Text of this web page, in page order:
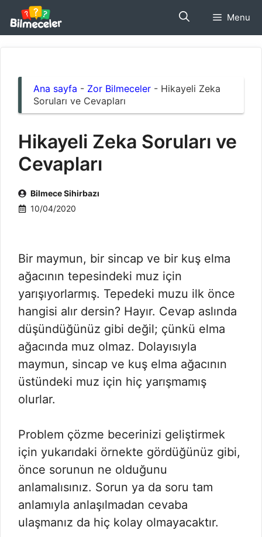
İçeriğe
atla
Menu
Ana sayfa - Zor Bilmeceler - Hikayeli Zeka
Soruları ve Cevapları
Hikayeli Zeka Soruları ve
Cevapları
Bilmece Sihirbazı
10/04/2020
Bir maymun, bir sincap ve bir kuş elma
ağacının tepesindeki muz için
yarışıyorlarmış. Tepedeki muzu ilk önce
hangisi alır dersin? Hayır. Cevap aslında
düşündüğünüz gibi değil; çünkü elma
ağacında muz olmaz. Dolayısıyla
maymun, sincap ve kuş elma ağacının
üstündeki muz için hiç yarışmamış
olurlar.
Problem çözme becerinizi geliştirmek
için yukarıdaki örnekte gördüğünüz gibi,
önce sorunun ne olduğunu
anlamalısınız. Sorun ya da soru tam
anlamıyla anlaşılmadan cevaba
ulaşmanız da hiç kolay olmayacaktır.